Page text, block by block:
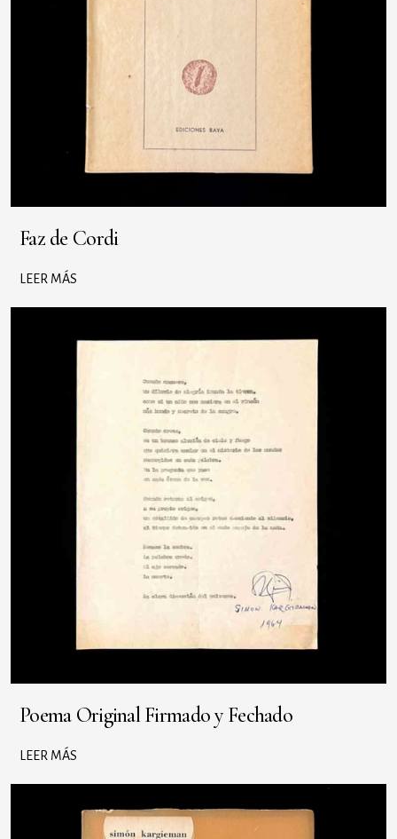
Faz de Cordi
LEER MÁS
Poema Original Firmado y Fechado
LEER MÁS